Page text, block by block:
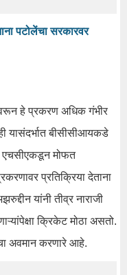
पटोलेंचा सरकारवर
हे प्रकरण अधिक गंभीर
यासंदर्भात बीसीसीआयकडे
एचसीएकडून मोफत
प्रतिक्रिया देताना
यांनी तीव्र नाराजी
क्रिकेट मोठा असतो.
अवमान करणारे आहे.